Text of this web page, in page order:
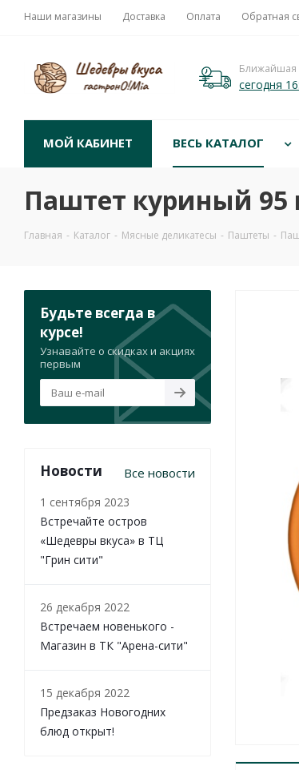
Наши магазины Доставка Оплата Обратная
Ближайшая
сегодня
МОЙ КАБИНЕТ ВЕСЬ КАТАЛОГ
Паштет куриный 95
Главная - Каталог - Мясные деликатесы - Паштеты -
Будьте всегда в
курсе!
Узнавайте о скидках и акциях
первым
Новости Все новости
1 сентября 2023
Встречайте остров
«Шедевры вкуса» в ТЦ
"Грин сити"
26 декабря 2022
Встречаем новенького -
Магазин в ТК "Арена-сити"
15 декабря 2022
Предзаказ Новогодних
блюд открыт!